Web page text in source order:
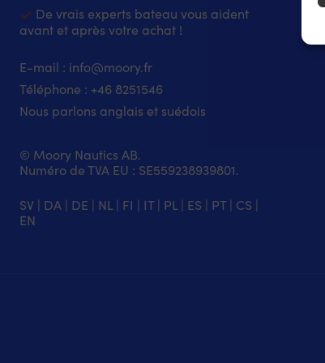
De vrais experts bateau vous aident
avant et après votre achat !
E-mail : info@moory.fr
Téléphone : +46 8251546
Nous parlons anglais et suédois
© Moory Nautics AB.
Numéro de TVA EU : SE559238939801.
SV | DA | DE | NL | FI | IT| PL | ES | PT| CS |
EN